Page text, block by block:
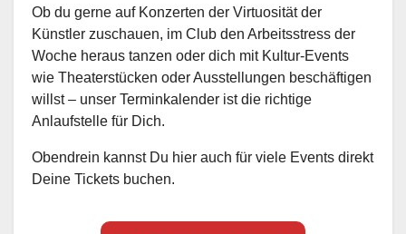
Ob du gerne auf Konzerten der Virtuosität der
Künstler zuschauen, im Club den Arbeitsstress der
Woche heraus tanzen oder dich mit Kultur-Events
wie Theaterstücken oder Ausstellungen beschäftigen
willst – unser Terminkalender ist die richtige
Anlaufstelle für Dich.
Obendrein kannst Du hier auch für viele Events direkt
Deine Tickets buchen.